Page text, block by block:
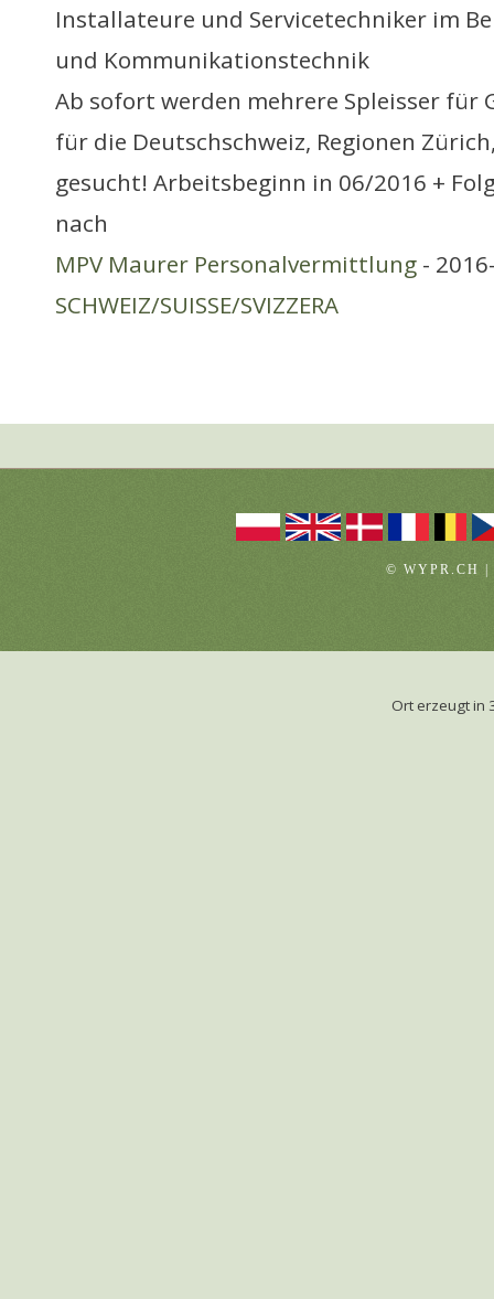
Installateure und Servicetechniker im
und Kommunikationstechnik
Ab sofort werden mehrere Spleisser für
für die Deutschschweiz, Regionen
gesucht! Arbeitsbeginn in 06/2016 +
nach
MPV Maurer Personalvermittlung -
SCHWEIZ/SUISSE/SVIZZERA
© WYPR.CH
Ort erzeugt in